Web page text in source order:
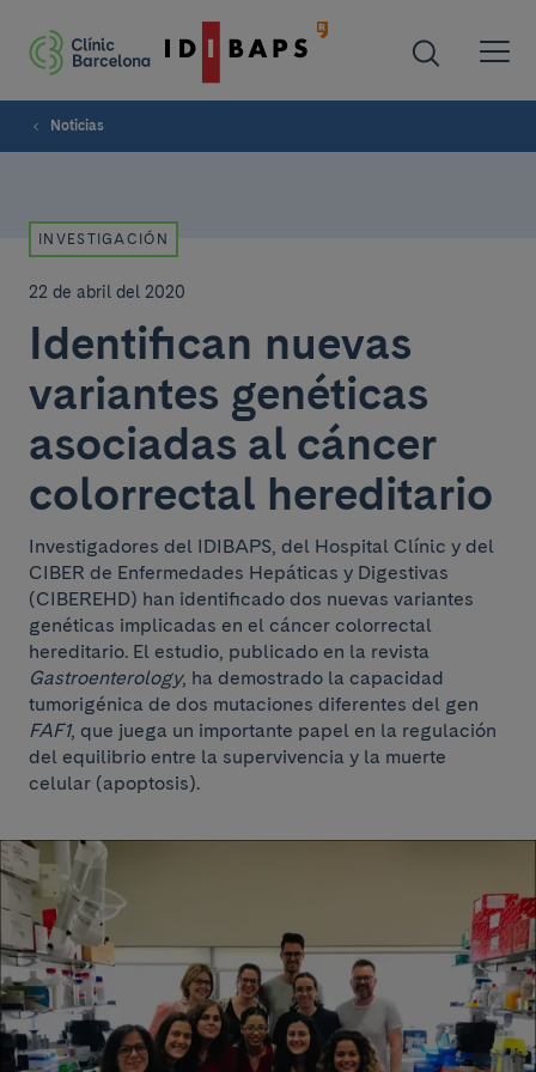
Noticias
INVESTIGACIÓN
22 de abril del 2020
Identifican nuevas
variantes genéticas
asociadas al cáncer
colorrectal hereditario
Investigadores del IDIBAPS, del Hospital Clínic y del
CIBER de Enfermedades Hepáticas y Digestivas
(CIBEREHD) han identificado dos nuevas variantes
genéticas implicadas en el cáncer colorrectal
hereditario. El estudio, publicado en la revista
Gastroenterology, ha demostrado la capacidad
tumorigénica de dos mutaciones diferentes del gen
FAF1, que juega un importante papel en la regulación
del equilibrio entre la supervivencia y la muerte
celular (apoptosis).